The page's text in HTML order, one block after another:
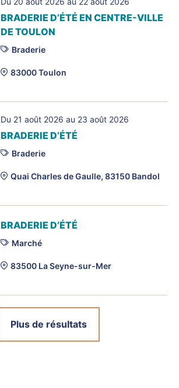
BRADERIE D’ÉTÉ EN CENTRE-VILLE
DE TOULON
Braderie
83000 Toulon
Du 21 août 2026 au 23 août 2026
BRADERIE D’ÉTÉ
Braderie
Quai Charles de Gaulle, 83150 Bandol
BRADERIE D’ÉTÉ
Marché
83500 La Seyne-sur-Mer
Plus de résultats